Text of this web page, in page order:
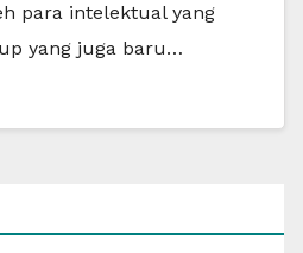
para intelektual yang
yang juga baru…